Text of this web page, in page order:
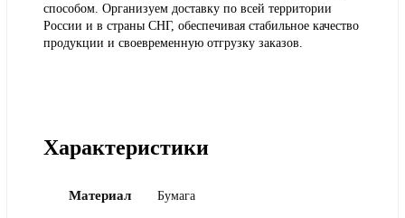
способом. Организуем доставку по всей территории
России и в страны СНГ, обеспечивая стабильное качество
продукции и своевременную отгрузку заказов.
Характеристики
Материал Бумага